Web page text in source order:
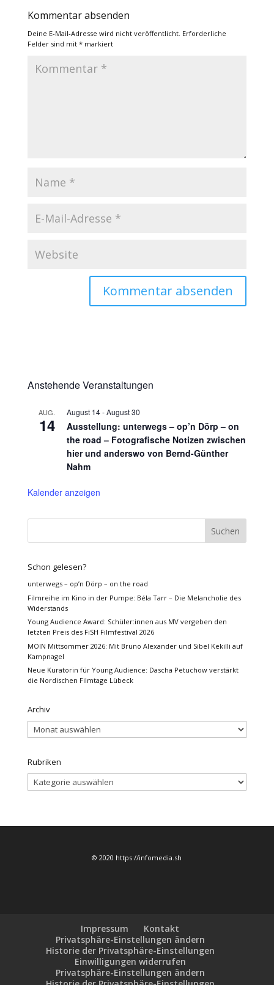
Kommentar absenden
Deine E-Mail-Adresse wird nicht veröffentlicht. Erforderliche
Felder sind mit *markiert
Anstehende Veranstaltungen
AUG.
14
August 14-August 30
Ausstellung: unterwegs – op’n Dörp – on
the road – Fotografische Notizen zwischen
hier und anderswo von Bernd-Günther
Nahm
Kalender anzeigen
Schon gelesen?
unterwegs – op’n Dörp – on the road
Filmreihe im Kino in der Pumpe: Béla Tarr – Die Melancholie des
Widerstands
Young Audience Award: Schüler:innen aus MV vergeben den
letzten Preis des FiSH Filmfestival 2026
MOIN Mittsommer 2026: Mit Bruno Alexander und Sibel Kekilli auf
Kampnagel
Neue Kuratorin für Young Audience: Dascha Petuchow verstärkt
die Nordischen Filmtage Lübeck
Archiv
Archiv
Rubriken
Rubriken
© 2020 https://infomedia.sh
Impressum
Kontakt
Privatsphäre-Einstellungen ändern
Historie der Privatsphäre-Einstellungen
Einwilligungen widerrufen
Privatsphäre-Einstellungen ändern